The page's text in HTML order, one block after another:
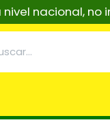
nivel nacional,